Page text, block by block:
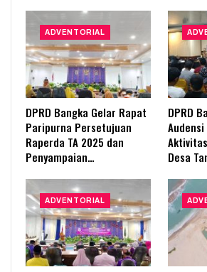
ADVENTORIAL
DPRD Bangka Gelar Rapat
Paripurna Persetujuan
Raperda TA 2025 dan
Penyampaian…
DPRD
Audensi
Desa
ADVENTORIAL